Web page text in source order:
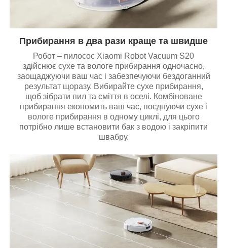
Прибирання в два рази краще та швидше
Робот – пилосос Xiaomi Robot Vacuum S20
здійснює сухе та вологе прибирання одночасно,
заощаджуючи ваш час і забезпечуючи бездоганний
результат щоразу. Вибирайте сухе прибирання,
щоб зібрати пил та сміття в оселі. Комбіноване
прибирання економить ваш час, поєднуючи сухе і
вологе прибирання в одному циклі, для цього
потрібно лише встановити бак з водою і закріпити
швабру.